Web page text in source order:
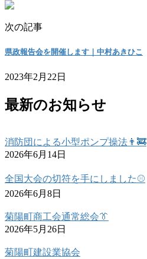
次の記事
県政報告会を開催します｜中村あきひこ
2023年2月22日
最新のお知らせ
消防団による小型ポンプ操法👨‍🚒
2026年6月14日
全国大会の切符を手にしました⚾
2026年6月8日
菊陽町商工会通常総会👔
2026年5月26日
菊陽町建設業協会